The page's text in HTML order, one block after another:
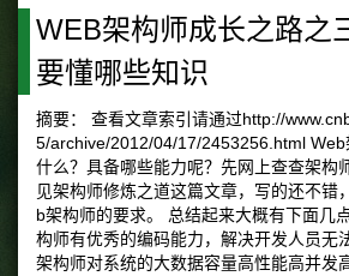
WEB架构师成长之路之
要懂哪些知识
摘要： 查看文章索引请通过http://
5/archive/2012/04/17/2453256.html
什么？具备哪些能力呢？先网上查查架构
见架构师修炼之道这篇文章，写的还不错
b架构师的要求。 总结起来大概有下面几
构师有优秀的编码能力，解决开发人员无
架构师对系统的大数据容量高性能高并发